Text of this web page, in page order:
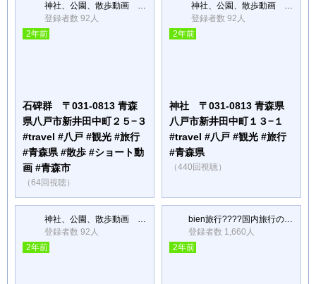
神社、公園、散歩動画 ライトウォーカー
登録者数 92人
2年前
石碑群 〒031-0813 青森
県八戸市新井田中町２５−３
#travel #八戸 #観光 #旅行
#青森県 #散歩 #ショート動
画 #青森市
（64回視聴）
神社、公園、散歩動画 ライトウォーカー
登録者数 92人
2年前
神社 〒031-0813 青森県
八戸市新井田中町１３−１
#travel #八戸 #観光 #旅行
#青森県
（440回視聴）
神社、公園、散歩動画 ライトウォーカー
登録者数 92人
2年前
bien旅行????国内旅行のVlogや観光スポット紹介
登録者数 1,660人
2年前